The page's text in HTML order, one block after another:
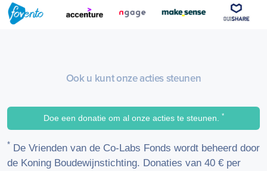
Ook u kunt onze acties steunen
Doe een donatie om al onze acties te steunen. *
* De Vrienden van de Co-Labs Fonds wordt beheerd door
de Koning Boudewijnstichting. Donaties van 40 € per